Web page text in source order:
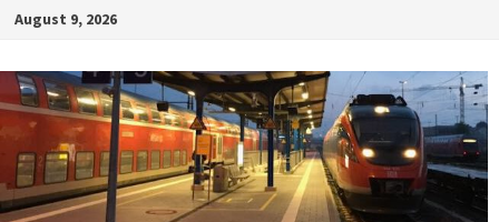
Zum
springen
August 9, 2026